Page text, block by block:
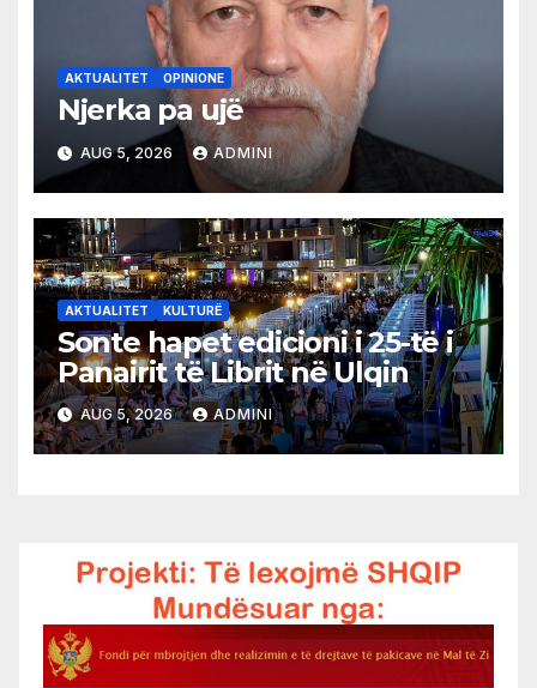
AKTUALITET OPINIONE
Njerka pa ujë
AUG 5, 2026 ADMINI
AKTUALITET KULTURË
Sonte hapet edicioni i 25-të i
Panairit të Librit në Ulqin
AUG 5, 2026 ADMINI